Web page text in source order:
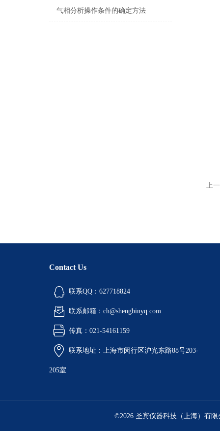
气相分析操作条件的确定方法
上
Contact Us
联系QQ：627718824
联系邮箱：ch@shengbinyq.com
传真：021-54161159
联系地址：上海市闵行区沪光东路88号203-
205室
©2026 圣宾仪器科技（上海）有